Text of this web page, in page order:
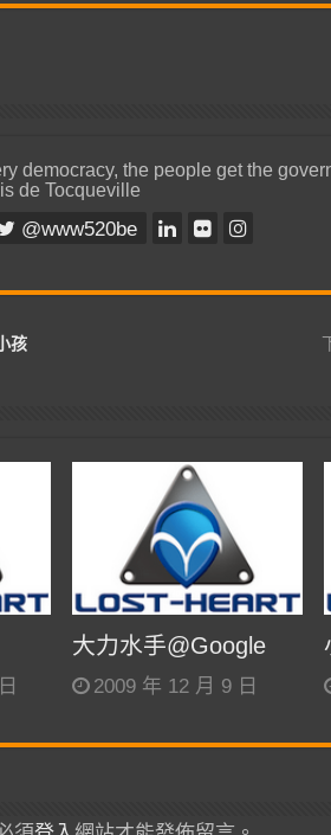
democracy, the people get the
de Tocqueville
@www520be
孩
大力水手@Google
2009 年 12 月 9 日